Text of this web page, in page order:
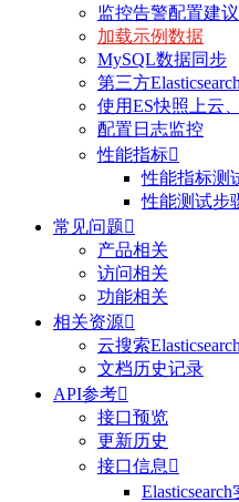
监控告警配置建议
加载示例数据
MySQL数据同步
第三方
使用ES快照上云
配置日志监控
性能指标
性能指标测
性能测试步
常见问题
产品相关
访问相关
功能相关
相关资源
云搜索
文档历史记录
API参考
接口预览
更新历史
接口信息 